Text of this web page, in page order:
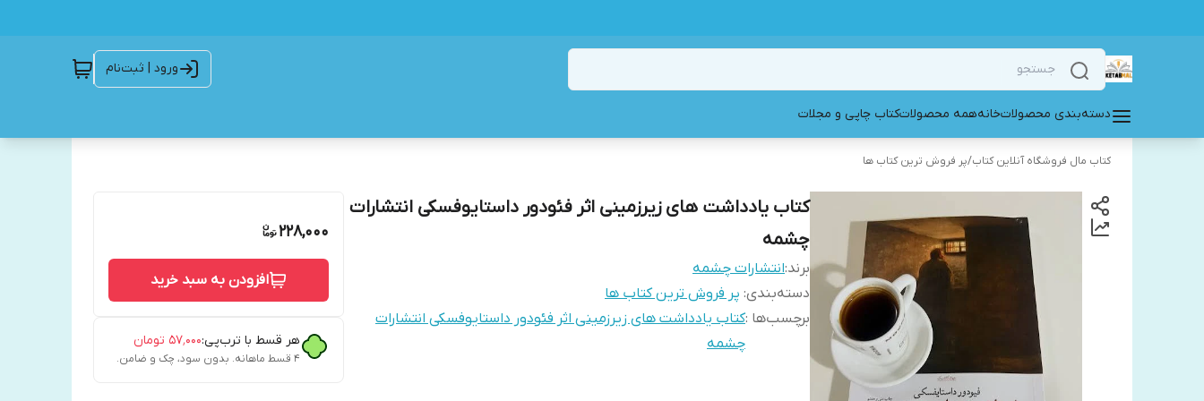
ورود | ثبت‌نام
دسته‌بندی محصولاتخانههمه محصولاتکتاب چاپی و مجلات
کتاب مال فروشگاه آنلاین کتاب/پر فروش ترین کتاب ها
کتاب یادداشت های زیرزمینی اثر فئودور داستایوفسکی انتشارات
چشمه
برند:انتشارات چشمه
دسته‌بندی: پر فروش ترین کتاب ها
برچسب‌ها :کتاب یادداشت های زیرزمینی اثر فئودور داستایوفسکی انتشارات
چشمه
228,000
افزودن به سبد خرید
هر قسط با ترب‌پی:۵۷٬۰۰۰ تومان
۴ قسط ماهانه. بدون سود، چک و ضامن.